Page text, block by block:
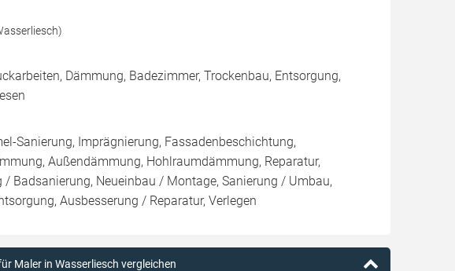
Dämmung, Badezimmer, Trockenbau, Entsorgung,
Sanierung, Imprägnierung, Fassadenbeschichtung,
Außendämmung, Hohlraumdämmung, Reparatur,
Badsanierung, Neueinbau / Montage, Sanierung / Umbau,
Ausbesserung / Reparatur, Verlegen
Maler in Wasserliesch vergleichen